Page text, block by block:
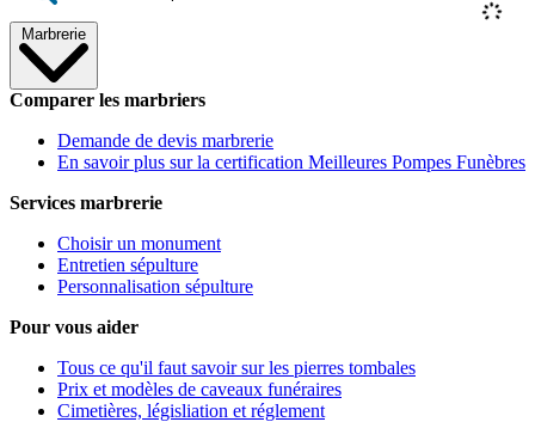
Marbrerie
Comparer les marbriers
Demande de devis marbrerie
En savoir plus sur la certification Meilleures Pompes Funèbres
Services marbrerie
Choisir un monument
Entretien sépulture
Personnalisation sépulture
Pour vous aider
Tous ce qu'il faut savoir sur les pierres tombales
Prix et modèles de caveaux funéraires
Cimetières, législiation et réglement